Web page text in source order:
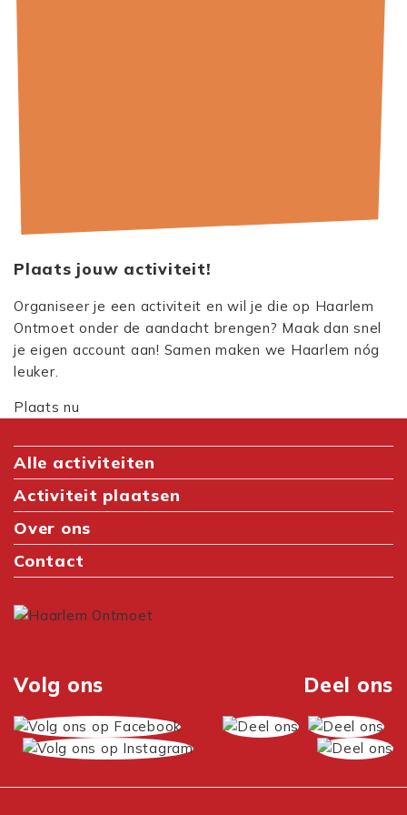
Plaats jouw activiteit!
Organiseer je een activiteit en wil je die op Haarlem
Ontmoet onder de aandacht brengen? Maak dan snel
je eigen account aan! Samen maken we Haarlem nóg
leuker.
Plaats nu
Alle activiteiten
Activiteit plaatsen
Over ons
Contact
Volg ons Deel ons